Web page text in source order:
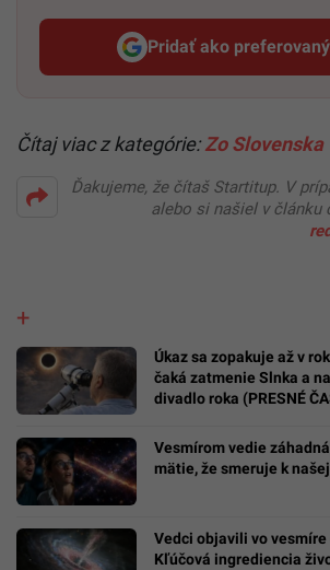
Pridať ako Startitup,
Čítaj viac z kategórie:Zo Slovenska
Ďakujeme, že čítaš Startitup. V
alebo si našiel v článku
Úkaz sa zopakuje až v
čaká zatmenie Slnka a
divadlo roka (PRESNÉ
Vesmírom vedie
mätie, že smeruje k
Vedci objavili vo vesmíre
Kľúčová ingrediencia